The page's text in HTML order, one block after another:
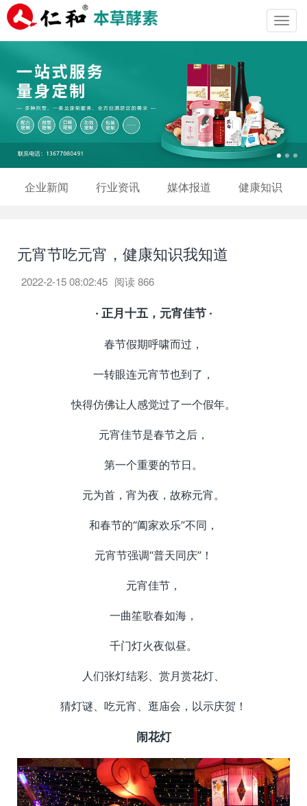
企业新闻 行业资讯 媒体报道 健康知识
元宵节吃元宵，健康知识我知道
2022-2-15 08:02:45 阅读866
· 正月十五，元宵佳节 ·
春节假期呼啸而过，
一转眼连元宵节也到了，
快得仿佛让人感觉过了一个假年。
元宵佳节是春节之后，
第一个重要的节日。
元为首，宵为夜，故称元宵。
和春节的“阖家欢乐”不同，
元宵节强调“普天同庆”！
元宵佳节，
一曲笙歌春如海，
千门灯火夜似昼。
人们张灯结彩、赏月赏花灯、
猜灯谜、吃元宵、逛庙会，以示庆贺！
闹花灯